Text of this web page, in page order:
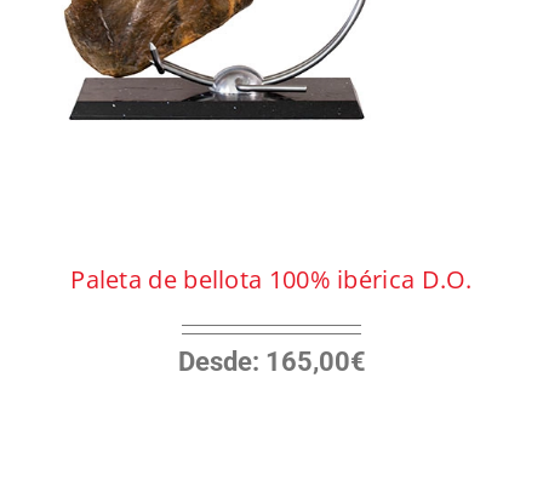
producto
Paleta de bellota 100% ibérica D.O.
Desde: 165,00€